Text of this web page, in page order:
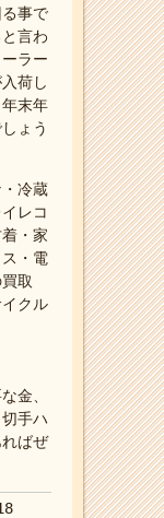
事で
言わ
ラー
荷し
末年
ょう
冷蔵
レコ
・家
・電
取
クル
金、
手ハ
ばぜ